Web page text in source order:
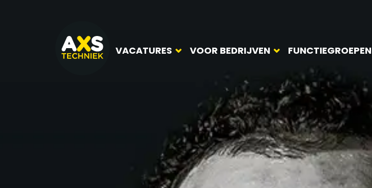
VACATURES VOOR BEDRIJVEN FUNCTIEGROEPEN